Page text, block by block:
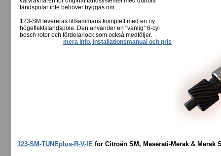
tändspolar inte behöver byggas om .
123-SM levereras tillsammans komplett med en ny
högeffektständspole. Den använder en "vanlig" 6-cyl
bosch rotor och fördelarlock som också medföljer.
mera info, installationsmanual och pris
123-SM-TUNEplus-R-V-IE for Citroën SM, Maserati-Merak & Merak